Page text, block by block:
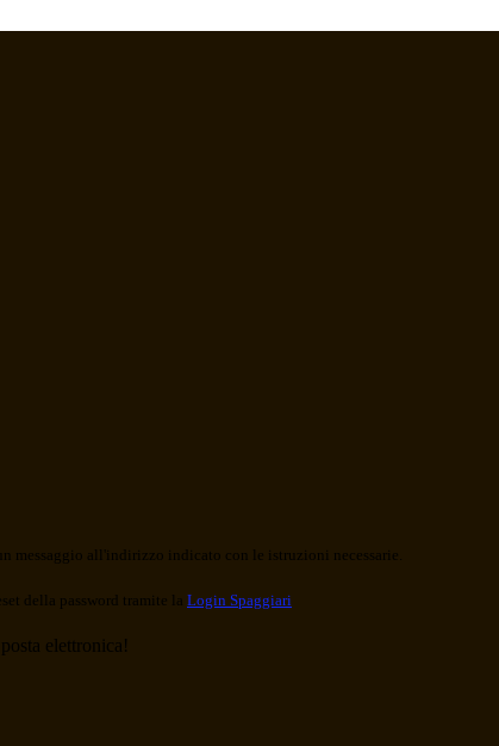
messaggio all'indirizzo indicato con le istruzioni necessarie.
della password tramite la Login Spaggiari
elettronica!